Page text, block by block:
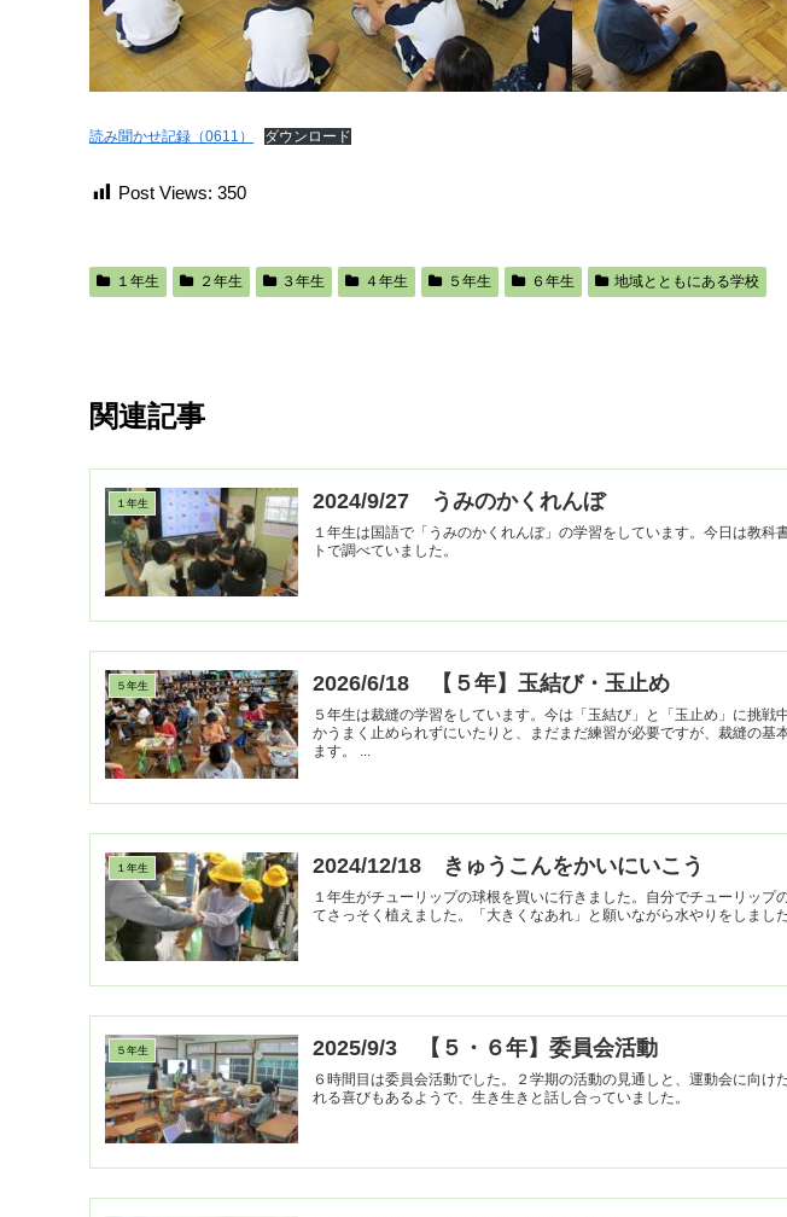
読み聞かせ記録（0611） ダウンロード
Post Views: 350
１年生 ２年生 ３年生 ４年生 ５年生 ６年生 地域とともにある学校
関連記事
１年生 2024/9/27 うみのかくれんぼ
１年生は国語で「うみのかくれんぼ」の学習をしています。今日は教科
トで調べていました。
５年生 2026/6/18 【５年】玉結び・玉止め
５年生は裁縫の学習をしています。今は「玉結び」と「玉止め」に挑戦
かうまく止められずにいたりと、まだまだ練習が必要ですが、裁縫の基
ます。 ...
１年生 2024/12/18 きゅうこんをかいにいこう
１年生がチューリップの球根を買いに行きました。自分でチューリップ
てさっそく植えました。「大きくなあれ」と願いながら水やりをしました
５年生 2025/9/3 【５・６年】委員会活動
６時間目は委員会活動でした。２学期の活動の見通しと、運動会に向け
れる喜びもあるようで、生き生きと話し合っていました。